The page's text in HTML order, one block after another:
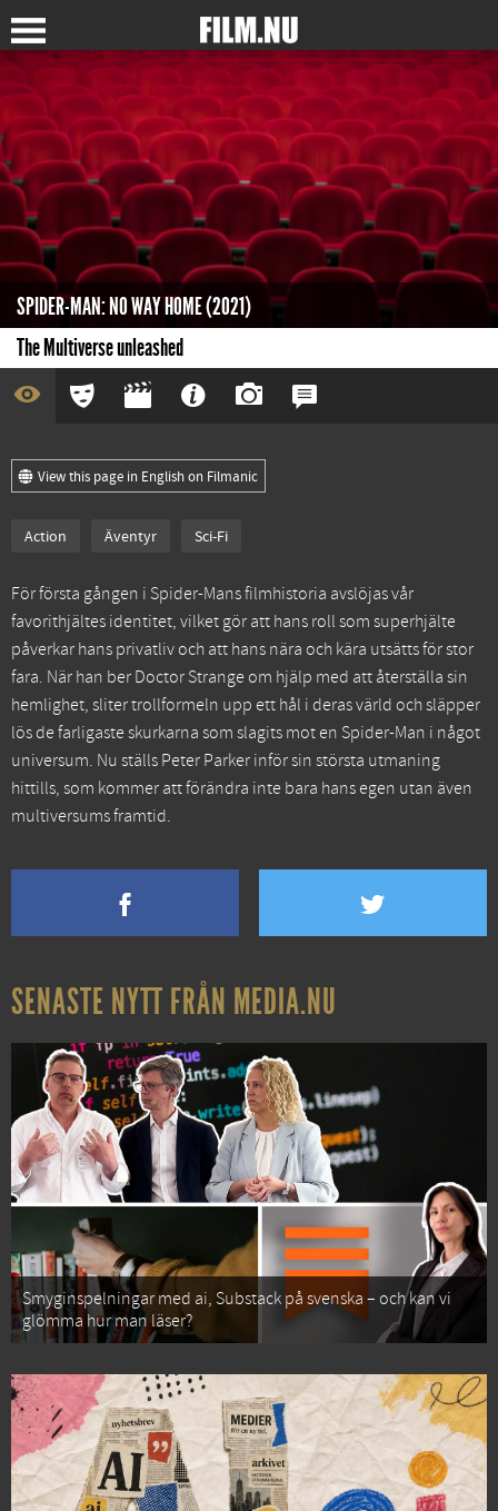
SPIDER-MAN: NO WAY HOME (2021)
The Multiverse unleashed
View this page in English on Filmanic
Action Äventyr Sci-Fi
För första gången i Spider-Mans filmhistoria avslöjas vår
favorithjältes identitet, vilket gör att hans roll som superhjälte
påverkar hans privatliv och att hans nära och kära utsätts för stor
fara. När han ber Doctor Strange om hjälp med att återställa sin
hemlighet, sliter trollformeln upp ett hål i deras värld och släpper
lös de farligaste skurkarna som slagits mot en Spider-Man i något
universum. Nu ställs Peter Parker inför sin största utmaning
hittills, som kommer att förändra inte bara hans egen utan även
multiversums framtid.
SENASTE NYTT FRÅN MEDIA.NU
Smyginspelningar med ai, Substack på svenska – och kan vi
glömma hur man läser?